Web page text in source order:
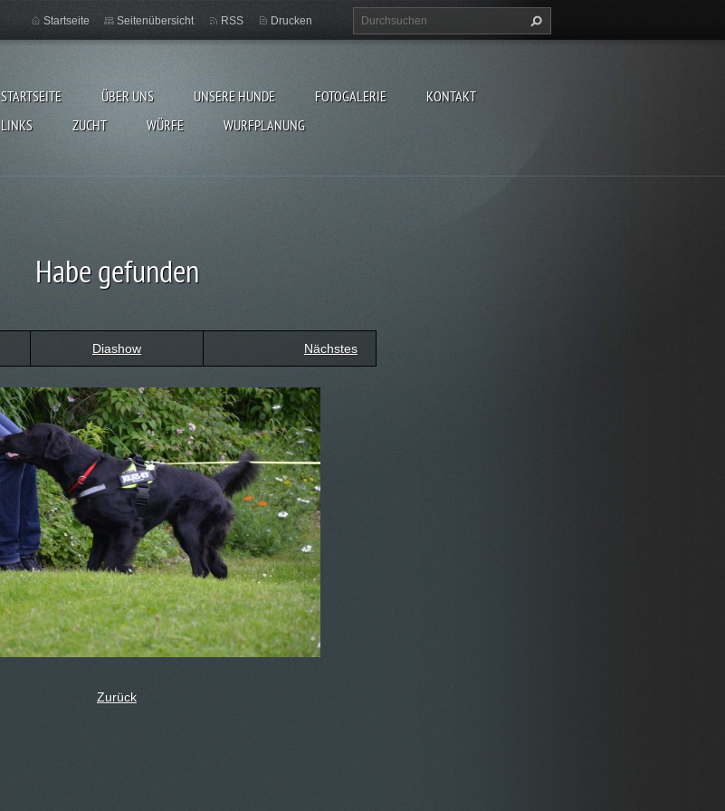
STARTSEITE ÜBER UNS UNSERE HUNDE FOTOGALERIE
KONTAKT
LINKS
ZUCHT WÜRFE WURFPLANUNG
Startseite Seitenübersicht RSS Drucken
Habe gefunden
Diashow Nächstes
Zurück